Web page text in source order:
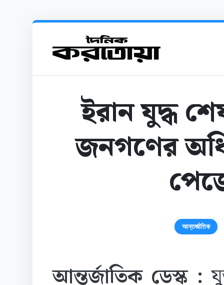
ইরান যুদ্ধ
জনগণের
আন্তর্জাতিক
আন্তর্জাতিক ডেস্ক :